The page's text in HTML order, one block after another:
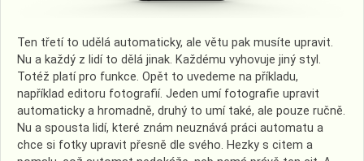
Ten třetí to udělá automaticky, ale větu pak musíte upravit.
Nu a každý z lidí to dělá jinak. Každému vyhovuje jiný styl.
Totéž platí pro funkce. Opět to uvedeme na příkladu,
například editoru fotografií. Jeden umí fotografie upravit
automaticky a hromadně, druhý to umí také, ale pouze ručně.
Nu a spousta lidí, které znám neuznává práci automatu a
chce si fotky upravit přesně dle svého. Hezky s citem a